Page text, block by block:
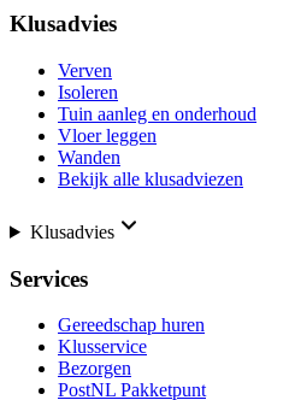
Klusadvies
Verven
Isoleren
Tuin aanleg en onderhoud
Vloer leggen
Wanden
Bekijk alle klusadviezen
Klusadvies
Services
Gereedschap huren
Klusservice
Bezorgen
PostNL Pakketpunt